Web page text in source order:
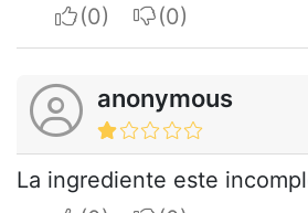
I apreciateI do not
anonymous
La ingrediente este